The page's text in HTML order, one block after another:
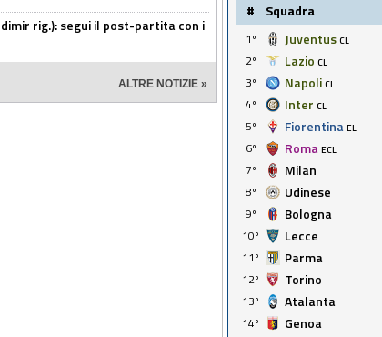
rig.): segui il post-partita con i
ALTRE NOTIZIE »
# Squadra
1º Juventus CL
2º
Lazio CL
3º
Napoli CL
4º
Inter CL
5º
Fiorentina EL
6º
Roma ECL
7º
Milan
8º
Udinese
9º
Bologna
10º
Lecce
11º
Parma
12º
Torino
13º
Atalanta
14º
Genoa